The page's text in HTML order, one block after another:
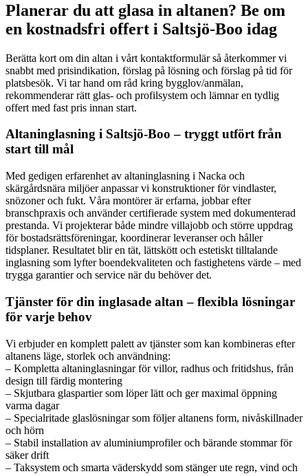
Planerar du att glasa in altanen? Be om
en kostnadsfri offert i Saltsjö-Boo idag
Berätta kort om din altan i vårt kontaktformulär så återkommer vi
snabbt med prisindikation, förslag på lösning och förslag på tid för
platsbesök. Vi tar hand om råd kring bygglov/anmälan,
rekommenderar rätt glas- och profilsystem och lämnar en tydlig
offert med fast pris innan start.
Altaninglasning i Saltsjö-Boo – tryggt utfört från
start till mål
Med gedigen erfarenhet av altaninglasning i Nacka och
skärgårdsnära miljöer anpassar vi konstruktioner för vindlaster,
snözoner och fukt. Våra montörer är erfarna, jobbar efter
branschpraxis och använder certifierade system med dokumenterad
prestanda. Vi projekterar både mindre villajobb och större uppdrag
för bostadsrättsföreningar, koordinerar leveranser och håller
tidsplaner. Resultatet blir en tät, lättskött och estetiskt tilltalande
inglasning som lyfter boendekvaliteten och fastighetens värde – med
trygga garantier och service när du behöver det.
Tjänster för din inglasade altan – flexibla lösningar
för varje behov
Vi erbjuder en komplett palett av tjänster som kan kombineras efter
altanens läge, storlek och användning:
– Kompletta altaninglasningar för villor, radhus och fritidshus, från
design till färdig montering
– Skjutbara glaspartier som löper lätt och ger maximal öppning
varma dagar
– Specialritade glaslösningar som följer altanens form, nivåskillnader
och hörn
– Stabil installation av aluminiumprofiler och bärande stommar för
säker drift
– Taksystem och smarta väderskydd som stänger ute regn, vind och